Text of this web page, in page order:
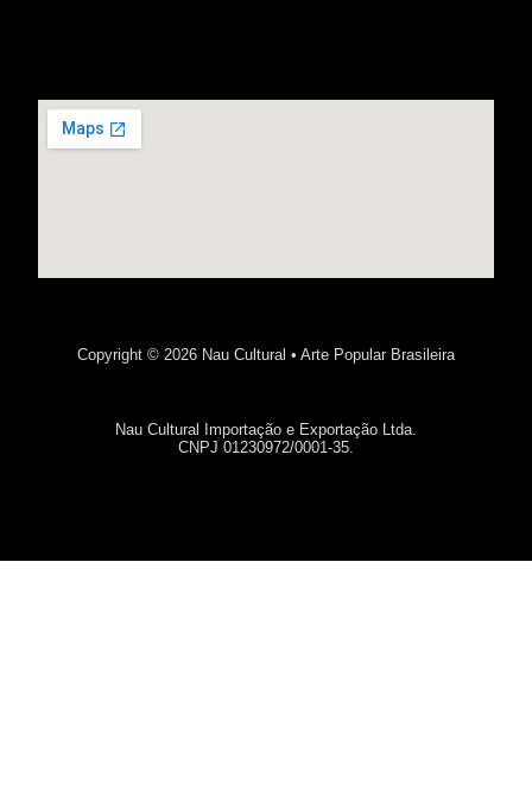
Copyright © 2026 Nau Cultural • Arte Popular Brasileira
Nau Cultural Importação e Exportação Ltda.
CNPJ 01230972/0001-35.